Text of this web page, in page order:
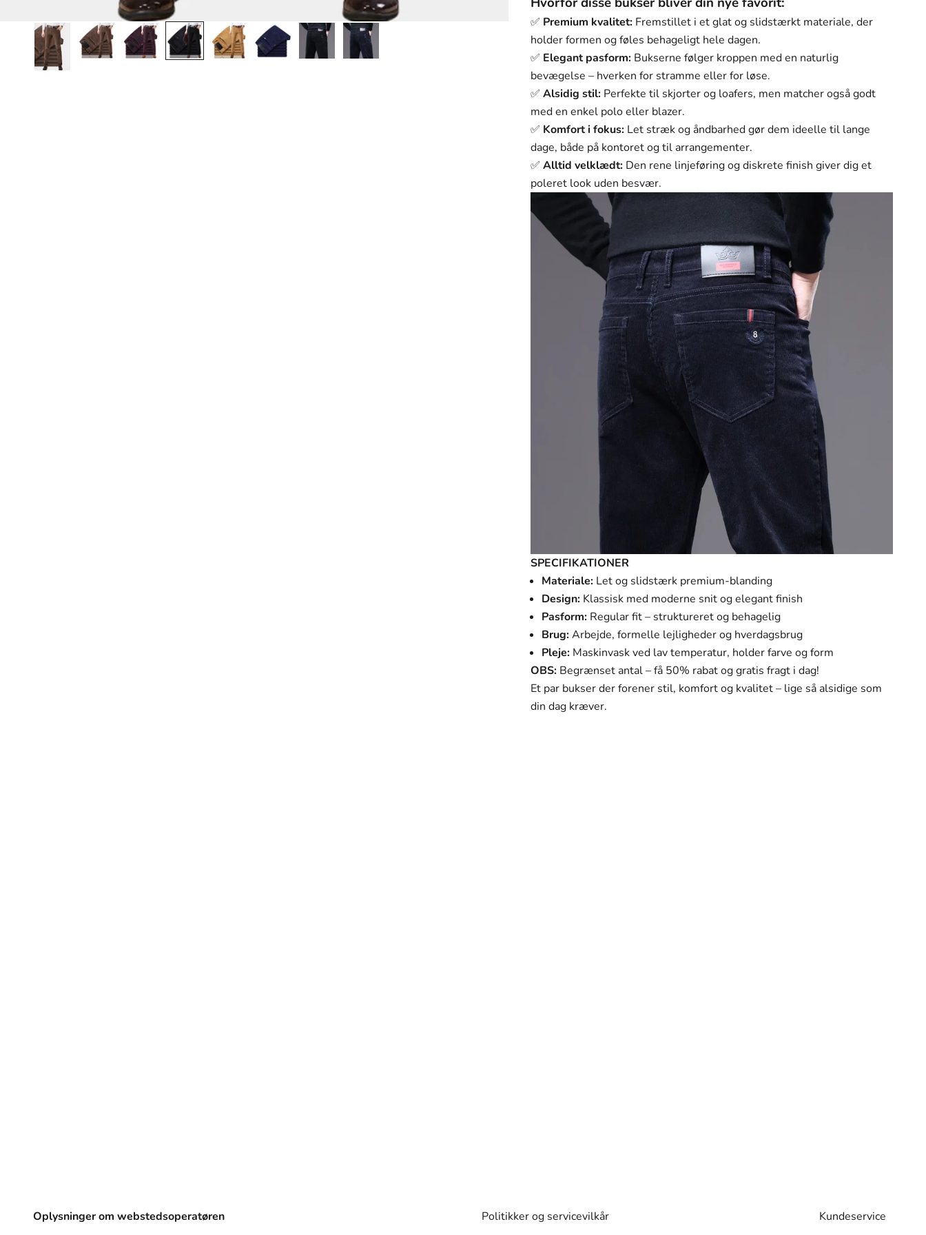
✅ Premium kvalitet: Fremstillet i et glat og slidstærkt materiale, der
holder formen og føles behageligt hele dagen.
✅ Elegant pasform: Bukserne følger kroppen med en naturlig
bevægelse – hverken for stramme eller for løse.
✅Alsidig stil: Perfekte til skjorter og loafers, men matcher også godt
med en enkel polo eller blazer.
✅ Komfort i fokus: Let stræk og åndbarhed gør dem ideelle til lange
dage, både på kontoret og til arrangementer.
✅Alltid velklædt: Den rene linjeføring og diskrete finish giver dig et
poleret look uden besvær.
SPECIFIKATIONER
Materiale: Let og slidstærk premium-blanding
Design: Klassisk med moderne snit og elegant finish
Pasform: Regular fit – struktureret og behagelig
Brug:Arbejde, formelle lejligheder og hverdagsbrug
Pleje: Maskinvask ved lav temperatur, holder farve og form
OBS: Begrænset antal – få 50% rabat og gratis fragt i dag!
Et par bukser der forener stil, komfort og kvalitet – lige så alsidige som
din dag kræver.
Oplysninger om webstedsoperatøren Politikker og servicevilkår Kundeservice